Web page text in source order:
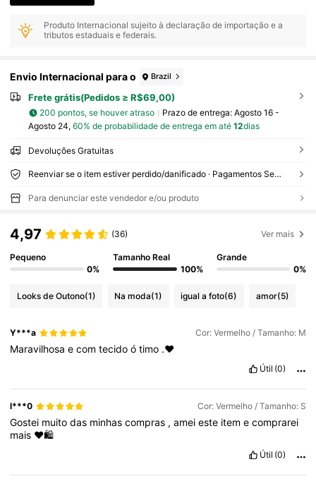
Produto Internacional sujeito à declaração de importação e a
tributos estaduais e federais.
Envio Internacional para o Brazil
Frete grátis(Pedidos ≥ R$69,00)
200 pontos, se houver atraso Prazo de entrega: Agosto 16 -
Agosto 24, 60% de probabilidade de entrega em até 12dias
Devoluções Gratuitas
Reenviar se o item estiver perdido/danificado · Pagamentos Seguros · Proteção de privacidade
Para denunciar este vendedor e/ou produto
4,97 (36) Ver mais
Pequeno
0%
Tamanho Real
100%
Grande
0%
Looks de Outono(1) Na moda(1) igual a foto(6) amor(5)
Y***a Cor: Vermelho / Tamanho: M
Maravilhosaecomtecidoótimo .❤️
Útil (0)
l***0 Cor: Vermelho / Tamanho: S
Gostei muitodas minhascompras ,ameieste itemecomprarei
mais ❤️🛍️
Útil (0)